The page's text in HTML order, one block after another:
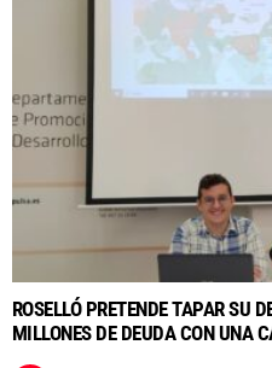
ROSELLÓ PRETENDE TAPAR SU
MILLONES DE DEUDA CON UNA